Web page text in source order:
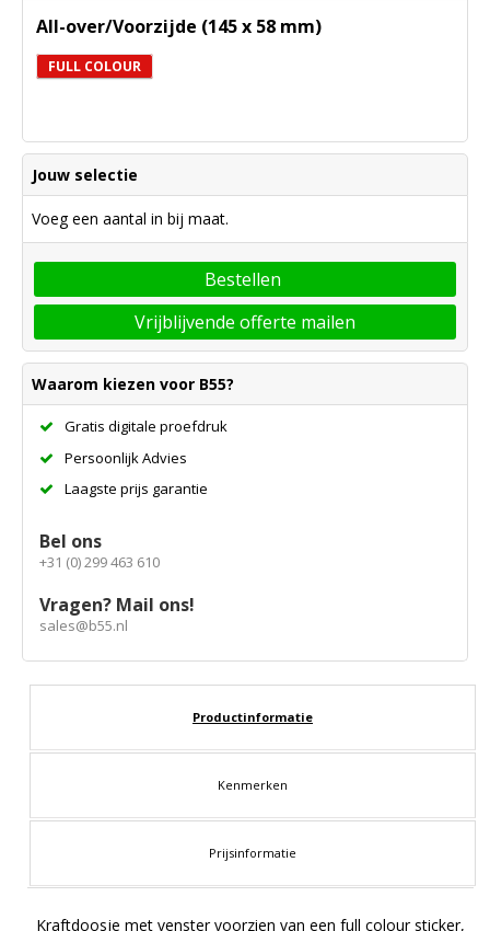
All-over/Voorzijde (145 x 58 mm)
FULL COLOUR
Jouw selectie
Voeg een aantal in bij maat.
Bestellen
Vrijblijvende offerte mailen
Waarom kiezen voor B55?
Gratis digitale proefdruk
Persoonlijk Advies
Laagste prijs garantie
Bel ons
+31 (0) 299 463 610
Vragen? Mail ons!
sales@b55.nl
Productinformatie
Kenmerken
Prijsinformatie
Kraftdoosje met venster voorzien van een full colour sticker,